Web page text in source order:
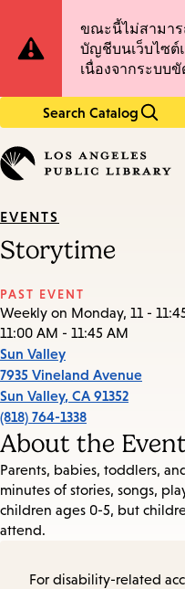
Site
ขณะนี้ไม่สามาร
บัญชีบนเว็บไซต์
เนื่องจากระบบ
Search Catalog
in
keywords
EVENTS
Storytime
PAST EVENT
Weekly on Monday, 11 -
11:00 AM - 11:45 AM
Sun Valley
7935 Vineland Avenue
Sun Valley, CA 91352
(818) 764-1338
About the Event
Parents, babies, toddlers,
minutes of stories, songs,
children ages 0-5, but
attend.
For disability-related